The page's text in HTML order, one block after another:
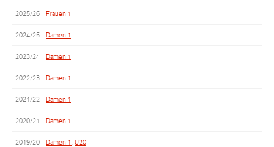
2025/26 Frauen 1
2024/25 Damen 1
2023/24 Damen 1
2022/23 Damen 1
2021/22 Damen 1
2020/21 Damen 1
2019/20 Damen 1 U20